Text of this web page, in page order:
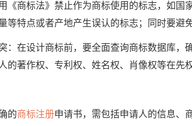
商标法》禁止作为商标使用的标志，如国
等特点或者产地产生误认的标志；同时要避
在设计商标前，要全面查询商标数据库，
的著作权、专利权、姓名权、肖像权等在先权
的商标注册申请书，需包括申请人的信息、